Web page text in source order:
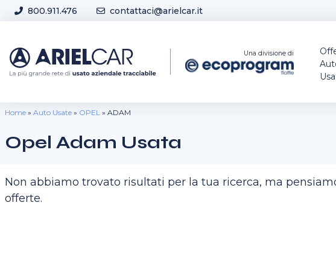
Skip to content
800.911.476
contattaci@arielcar.it
Una divisione di
Home » Auto Usate » OPEL » ADAM
Opel Adam Usata
Non abbiamo trovato risultati per la tua ricerca, ma
offerte.